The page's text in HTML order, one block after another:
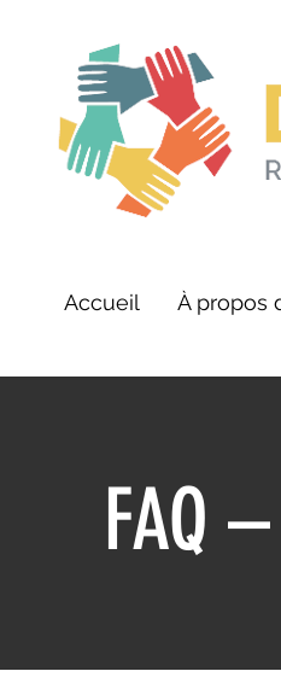
Accueil À propos
FAQ